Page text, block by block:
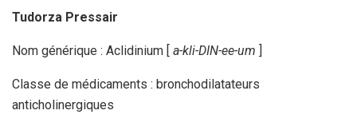
Tudorza Pressair
Nom générique : Aclidinium [ a-kli-DIN-ee-um ]
Classe de médicaments : bronchodilatateurs
anticholinergiques